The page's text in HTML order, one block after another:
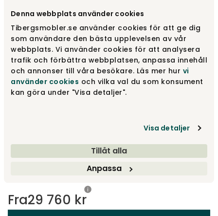
Denna webbplats använder cookies
Tibergsmobler.se använder cookies för att ge dig
som användare den bästa upplevelsen av vår
webbplats. Vi använder cookies för att analysera
trafik och förbättra webbplatsen, anpassa innehåll
och annonser till våra besökare. Läs mer hur vi
använder cookies och vilka val du som konsument
kan göra under "Visa detaljer".
Visa detaljer
Tillåt alla
Anpassa
2-pers sofa
3-pers sofa Fra37 200 kr
Design dit produkt
Fra29 760 kr